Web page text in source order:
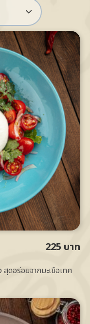
225 บาท
ดอร่อยจากมะเขือเทศ